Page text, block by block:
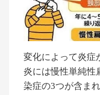
変化によって炎症
炎には慢性単純性
染症の3つが含ま